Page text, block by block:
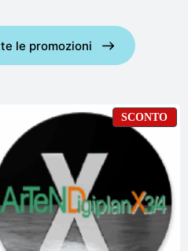
le promozioni
SCONTO
IN